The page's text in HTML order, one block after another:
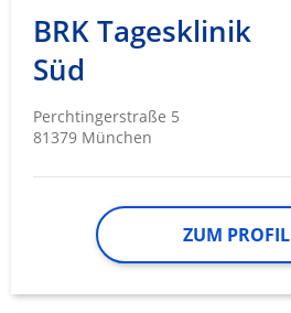
BRK Tagesklinik
Süd
Perchtingerstraße 5
81379 München
ZUM PROFIL